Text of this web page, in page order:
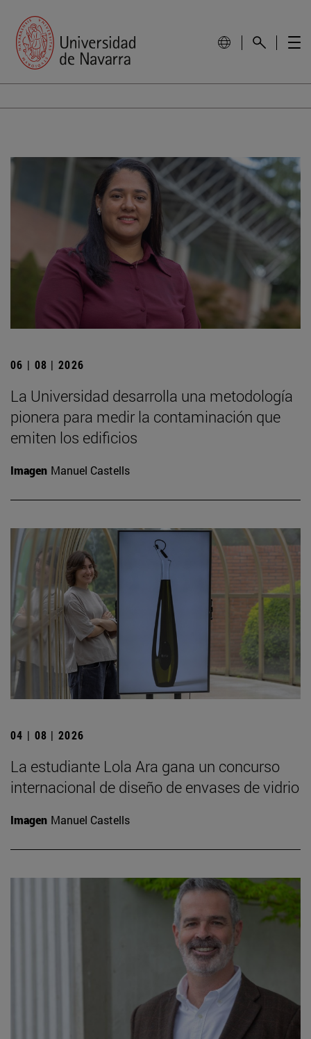
06 | 08 | 2026
La Universidad desarrolla una metodología
pionera para medir la contaminación que
emiten los edificios
Imagen Manuel Castells
04 | 08 | 2026
La estudiante Lola Ara gana un concurso
internacional de diseño de envases de vidrio
Imagen Manuel Castells